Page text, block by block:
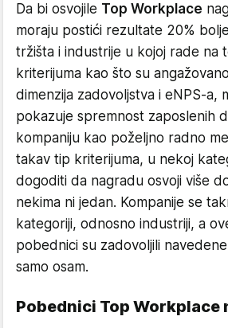
Da bi osvojile Top Workplace
moraju postići rezultate 20%
tržišta i industrije u kojoj rade na
kriterijuma kao što su
dimenzija zadovoljstva i eNPS-a,
pokazuje spremnost zaposlenih
kompaniju kao poželjno radno
takav tip kriterijuma, u nekoj
dogoditi da nagradu osvoji više
nekima ni jedan. Kompanije se
kategoriji, odnosno industriji, a
pobednici su zadovoljili
samo osam.
Pobednici Top Workplace